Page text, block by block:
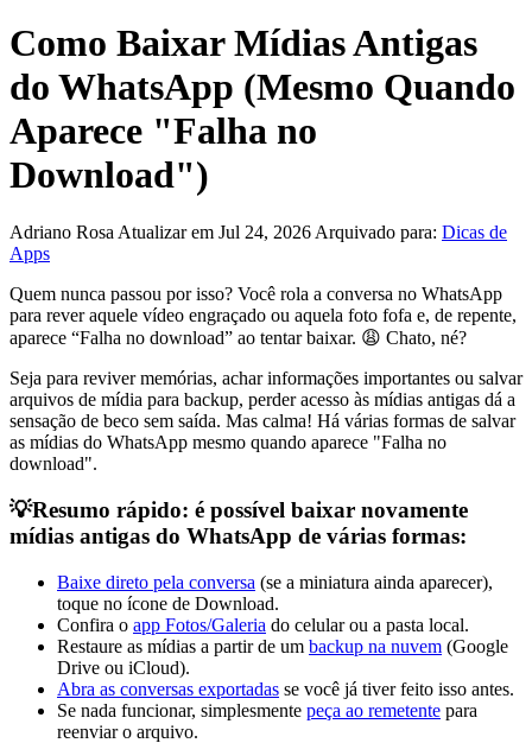
Como Baixar Mídias Antigas
do WhatsApp (Mesmo Quando
Aparece "Falha no
Download")
Adriano Rosa Atualizar em Jul 24, 2026 Arquivado para: Dicas de
Apps
Quem nunca passou por isso? Você rola a conversa no WhatsApp
para rever aquele vídeo engraçado ou aquela foto fofa e, de repente,
aparece “Falha no download” ao tentar baixar. 😩 Chato, né?
Seja para reviver memórias, achar informações importantes ou salvar
arquivos de mídia para backup, perder acesso às mídias antigas dá a
sensação de beco sem saída. Mas calma! Há várias formas de salvar
as mídias do WhatsApp mesmo quando aparece "Falha no
download".
💡Resumo rápido: é possível baixar novamente
mídias antigas do WhatsApp de várias formas:
Baixe direto pela conversa (se a miniatura ainda aparecer),
toque no ícone de Download.
Confira o app Fotos/Galeria do celular ou a pasta local.
Restaure as mídias a partir de um backup na nuvem (Google
Drive ou iCloud).
Abra as conversas exportadas se você já tiver feito isso antes.
Se nada funcionar, simplesmente peça ao remetente para
reenviar o arquivo.